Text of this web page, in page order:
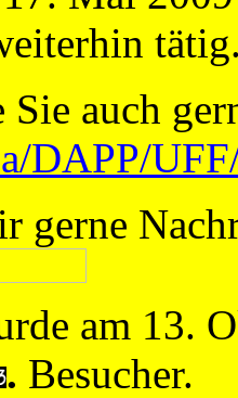
auch
DAPP/
gerne
am 13.
. Besucher.